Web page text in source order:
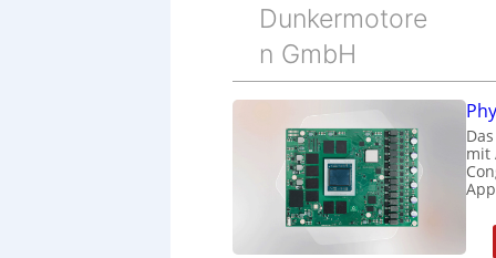
Dunkermotore
n GmbH
mit